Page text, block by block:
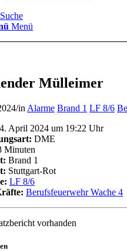
Suche
Menü
Mülleimer
/in Alarme Brand 1 LF 8/6
April 2024 um 19:22 Uhr
DME
Minuten
Brand 1
Stuttgart-Rot
LF 8/6
Berufsfeuerwehr Wache 4
vorhanden